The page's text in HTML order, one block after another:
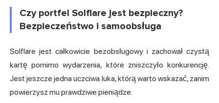
Czy portfel Solflare jest bezpieczny?
Bezpieczeństwo i samoobsługa
Solflare jest całkowicie bezobsługowy i zachował czystą
kartę pomimo wydarzenia, które zniszczyło konkurencję.
Jest jeszcze jedna uczciwa luka, którą warto wskazać, zanim
powierzysz mu prawdziwe pieniądze.